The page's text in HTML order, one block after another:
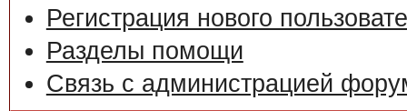
Регистрация нового
Разделы помощи
Связь с администрацией